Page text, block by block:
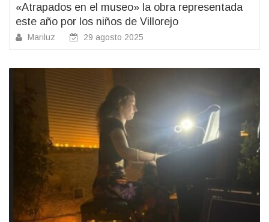
«Atrapados en el museo» la obra representada
este año por los niños de Villorejo
Mariluz 29 agosto 2025